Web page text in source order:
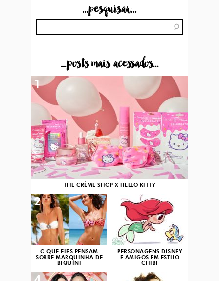
...pesquisar...
...posts mais acessados...
THE CRÈME SHOP X HELLO KITTY
1
O QUE ELES PENSAM
SOBRE MARQUINHA DE
BIQUÍNI
2
PERSONAGENS DISNEY
E AMIGOS EM ESTILO
CHIBI
3